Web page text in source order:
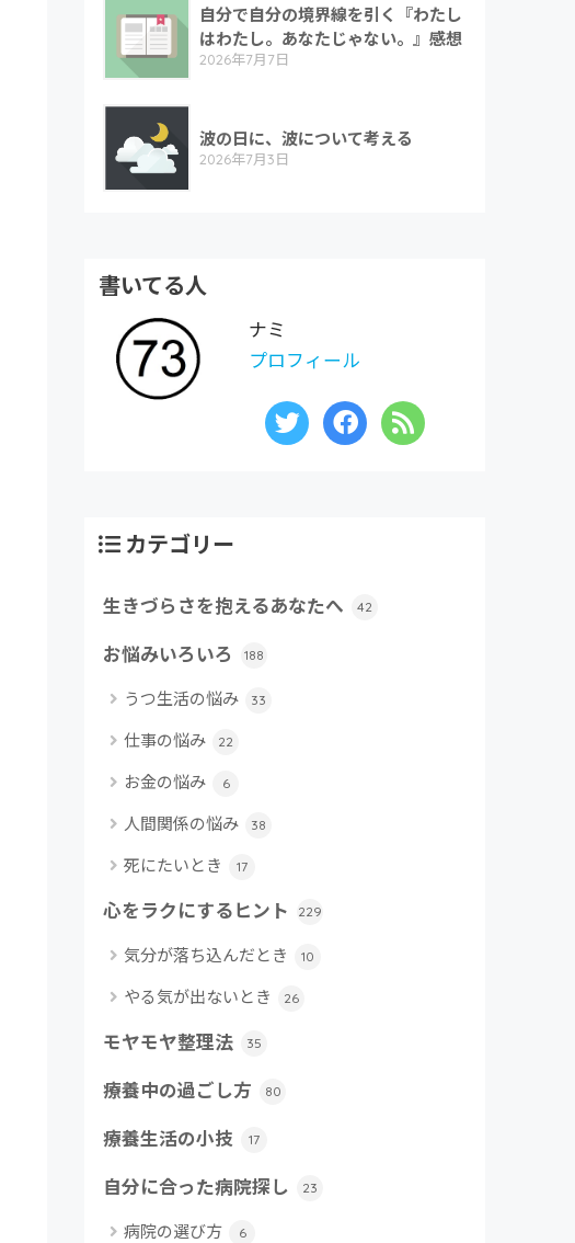
自分で自分の境界線を引く『わたし
はわたし。あなたじゃない。』感想
2026年7月7日
波の日に、波について考える
2026年7月3日
書いてる人
ナミ
プロフィール
カテゴリー
生きづらさを抱えるあなたへ 42
お悩みいろいろ 188
うつ生活の悩み 33
仕事の悩み 22
お金の悩み 6
人間関係の悩み 38
死にたいとき 17
心をラクにするヒント 229
気分が落ち込んだとき 10
やる気が出ないとき 26
モヤモヤ整理法 35
療養中の過ごし方 80
療養生活の小技 17
自分に合った病院探し 23
病院の選び方 6